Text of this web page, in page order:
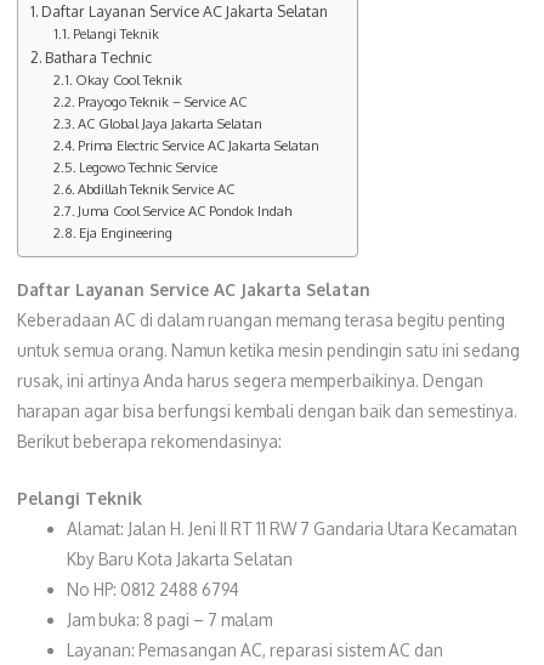
Daftar Layanan Service AC Jakarta Selatan
Pelangi Teknik
Bathara Technic
Okay Cool Teknik
Prayogo Teknik – Service AC
AC Global Jaya Jakarta Selatan
Prima Electric Service AC Jakarta Selatan
Legowo Technic Service
Abdillah Teknik Service AC
Juma Cool Service AC Pondok Indah
Eja Engineering
Daftar Layanan Service AC Jakarta Selatan
Keberadaan AC di dalam ruangan memang terasa begitu penting
untuk semua orang. Namun ketika mesin pendingin satu ini sedang
rusak, ini artinya Anda harus segera memperbaikinya. Dengan
harapan agar bisa berfungsi kembali dengan baik dan semestinya.
Berikut beberapa rekomendasinya:
Pelangi Teknik
Alamat: Jalan H. Jeni II RT 11 RW 7 Gandaria Utara Kecamatan
Kby Baru Kota Jakarta Selatan
No HP: 0812 2488 6794
Jam buka: 8 pagi – 7 malam
Layanan: Pemasangan AC, reparasi sistem AC dan